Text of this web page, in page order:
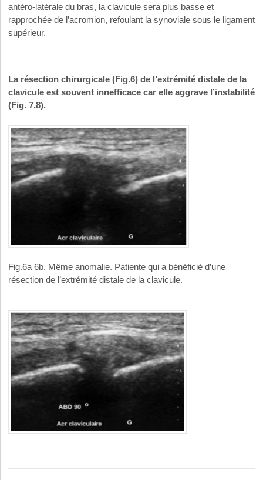
antéro-latérale du bras, la clavicule sera plus basse et
rapprochée de l’acromion, refoulant la synoviale sous le ligament
supérieur.
La résection chirurgicale (Fig.6) de l’extrémité distale de la
clavicule est souvent innefficace car elle aggrave l’instabilité
(Fig. 7,8).
Fig.6a 6b. Même anomalie. Patiente qui a bénéficié d’une
résection de l’extrémité distale de la clavicule.